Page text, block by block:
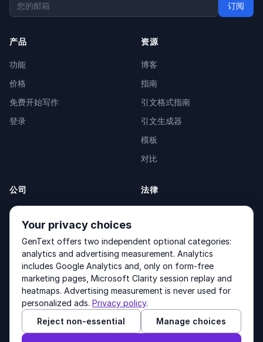
订阅
产品
功能
价格
免费开始写作
登录
资源
博客
指南
引文格式指南
引文生成器
模板
对比
公司
关于我们
联系我们
产品
法律
Terms of Service
Other products by GenText Group:LexDraft· MentalNote
Your privacy choices
GenText offers two independent optional categories:
analytics and advertising measurement. Analytics
includes Google Analytics and, only on form-free
marketing pages, Microsoft Clarity session replay and
heatmaps. Advertising measurement is never used for
personalized ads. Privacy policy.
Reject non-essential
Manage choices